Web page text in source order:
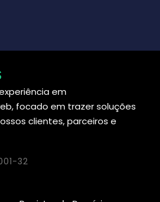
em
focado em trazer soluções
clientes, parceiros e
32